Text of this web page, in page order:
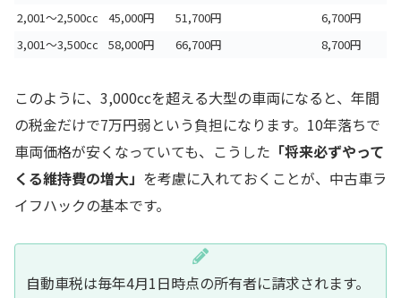
2,001〜2,500cc
45,000円 51,700円
6,700円
3,001〜3,500cc
58,000円 66,700円 8,700円
このように、3,000ccを超える大型の車両になると、年間
の税金だけで7万円弱という負担になります。10年落ちで
車両価格が安くなっていても、こうした 「将来必ずやって
くる維持費の増大」 を考慮に入れておくことが、中古車ラ
イフハックの基本です。
自動車税は毎年4月1日時点の所有者に請求されます。